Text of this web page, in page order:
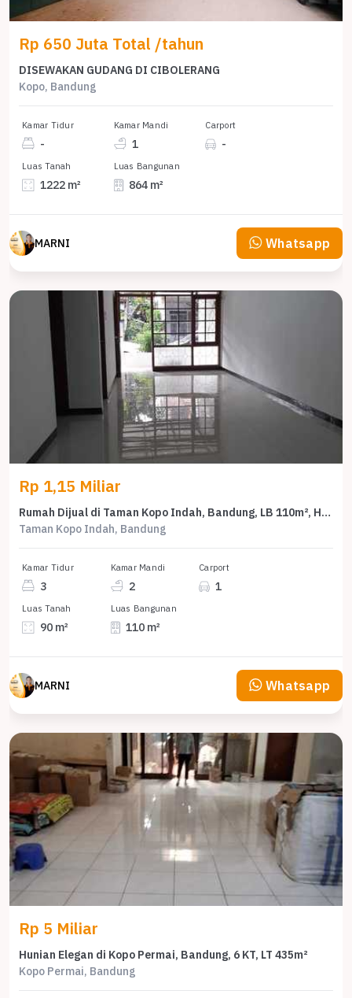
Rp 650 Juta Total /tahun
DISEWAKAN GUDANG DI CIBOLERANG
Kopo, Bandung
Kamar Tidur
-
Kamar Mandi
1
Carport
-
Luas Tanah
1222 m²
Luas Bangunan
864 m²
MARNI Whatsapp
Rp 1,15 Miliar
Rumah Dijual di Taman Kopo Indah, Bandung, LB 110m², Harga Terbaik!
Taman Kopo Indah, Bandung
Kamar Tidur
3
Kamar Mandi
2
Carport
1
Luas Tanah
90 m²
Luas Bangunan
110 m²
MARNI Whatsapp
Rp 5 Miliar
Hunian Elegan di Kopo Permai, Bandung, 6 KT, LT 435m²
Kopo Permai, Bandung